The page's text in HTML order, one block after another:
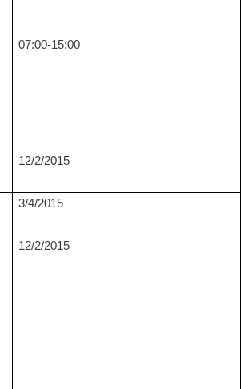
07:00-15:00
12/2/2015
3/4/2015
12/2/2015